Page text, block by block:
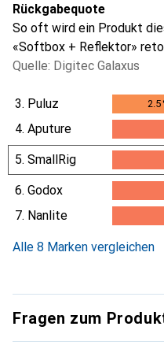
Rückgabequote
So oft wird ein Produkt
«Softbox + Reflektor»
Quelle: Digitec Galaxus
3. Puluz 2.5
4. Aputure
5. SmallRig
6. Godox
7. Nanlite
Alle 8 Marken vergleichen
Fragen zum